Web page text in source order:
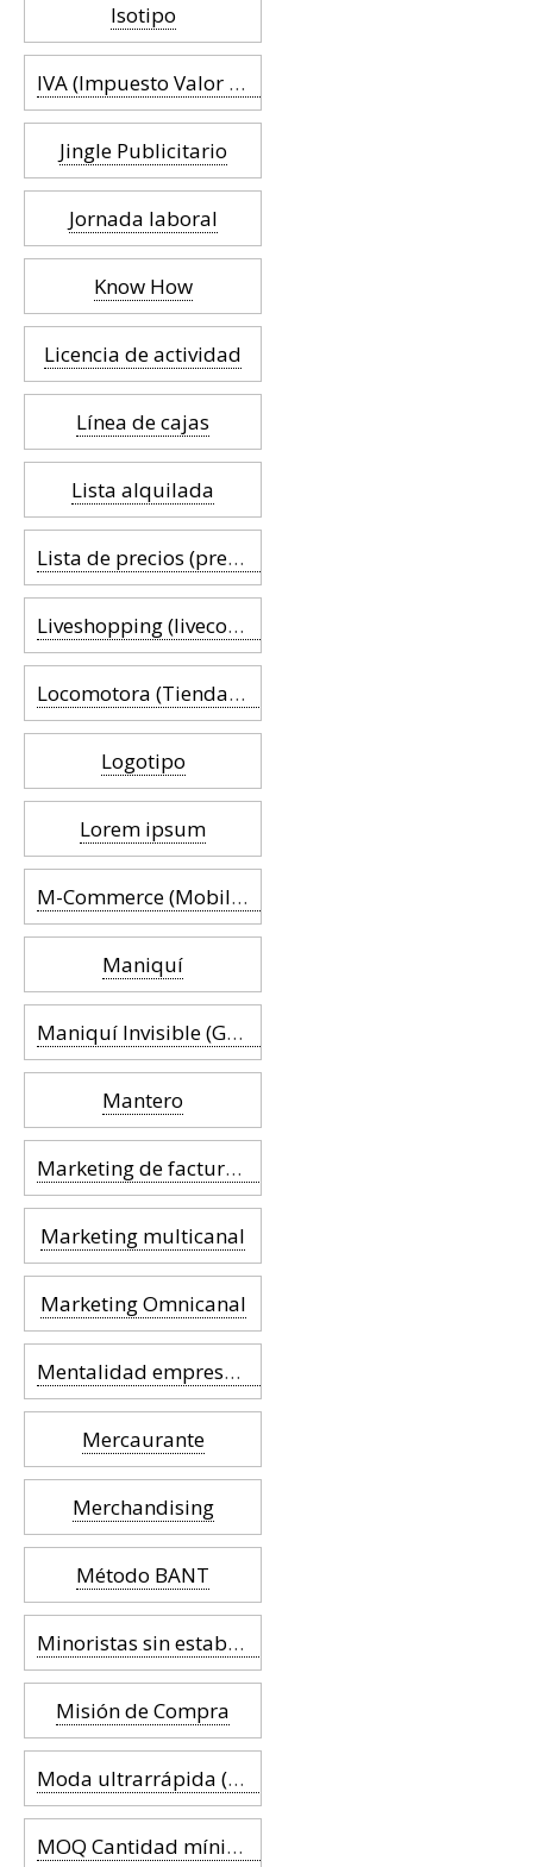
Isotipo
IVA (Impuesto Valor Añadido)
Jingle Publicitario
Jornada laboral
Know How
Licencia de actividad
Línea de cajas
Lista alquilada
Lista de precios (precio de lista)
Liveshopping (livecommerce)
Locomotora (Tienda ancla)
Logotipo
Lorem ipsum
M-Commerce (Mobile Commerce)
Maniquí
Maniquí Invisible (Ghost Mannequin)
Mantero
Marketing de facturas (Billing Marketing)
Marketing multicanal
Marketing Omnicanal
Mentalidad empresarial
Mercaurante
Merchandising
Método BANT
Minoristas sin establecimiento
Misión de Compra
Moda ultrarrápida (Instant fashion)
MOQ Cantidad mínima de pedido